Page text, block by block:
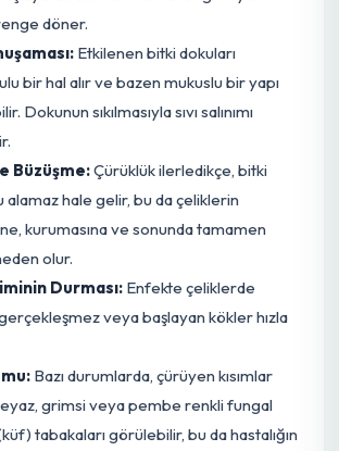
belirtileri, genellikle çeliğin toprağa
suyla en çok etkileşimde olan taban
ve yukarı doğru ilerler. Detaylı
Çeliklerin sağlıklı yeşil rengi,
başlayarak sarımsı-kahverengi veya
renge döner.
Etkilenen bitki dokuları
sulu bir hal alır ve bazen mukuslu bir yapı
Dokunun sıkılmasıyla sıvı salınımı
Büzüşme:Çürüklük ilerledikçe, bitki